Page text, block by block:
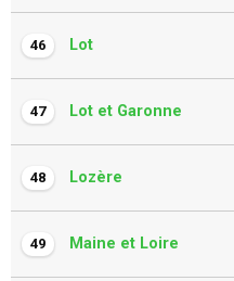
46 Lot
47 Lot et Garonne
48 Lozère
49 Maine et Loire